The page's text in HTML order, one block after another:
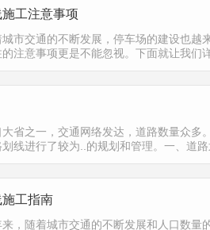
工注意事项
市交通的不断发展，停车场的建设也越
注意事项更是不能忽视。下面就让我们
省之一，交通网络发达，道路数量众多
线进行了较为..的规划和管理。一、道
工指南
，随着城市交通的不断发展和人口数量